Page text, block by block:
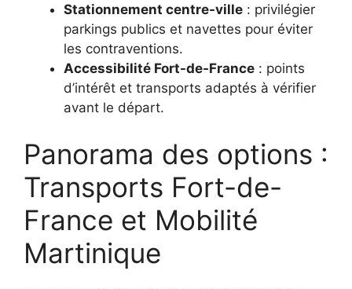
Stationnement centre-ville : privilégier
parkings publics et navettes pour éviter
les contraventions.
Accessibilité Fort-de-France : points
d’intérêt et transports adaptés à vérifier
avant le départ.
Panorama des options :
Transports Fort-de-
France et Mobilité
Martinique